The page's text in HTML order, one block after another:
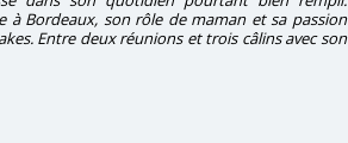
à Bordeaux, son rôle de maman et sa passion
Entre deux réunions et trois câlins avec son